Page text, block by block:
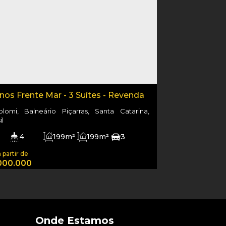
Frente Mar - 3 Suítes - Revenda
Balneário Piçarras, Santa Catarina,
4 199m² 199m²
3